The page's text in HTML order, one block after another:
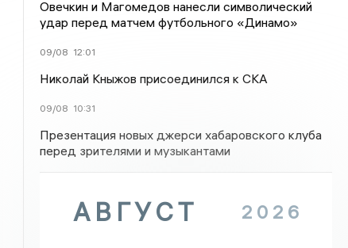
Овечкин и Магомедов нанесли символический
удар перед матчем футбольного «Динамо»
09/08 12:01
Николай Кныжов присоединился к СКА
09/08 10:31
Презентация новых джерси хабаровского клуба
перед зрителями и музыкантами
АВГУСТ 2026